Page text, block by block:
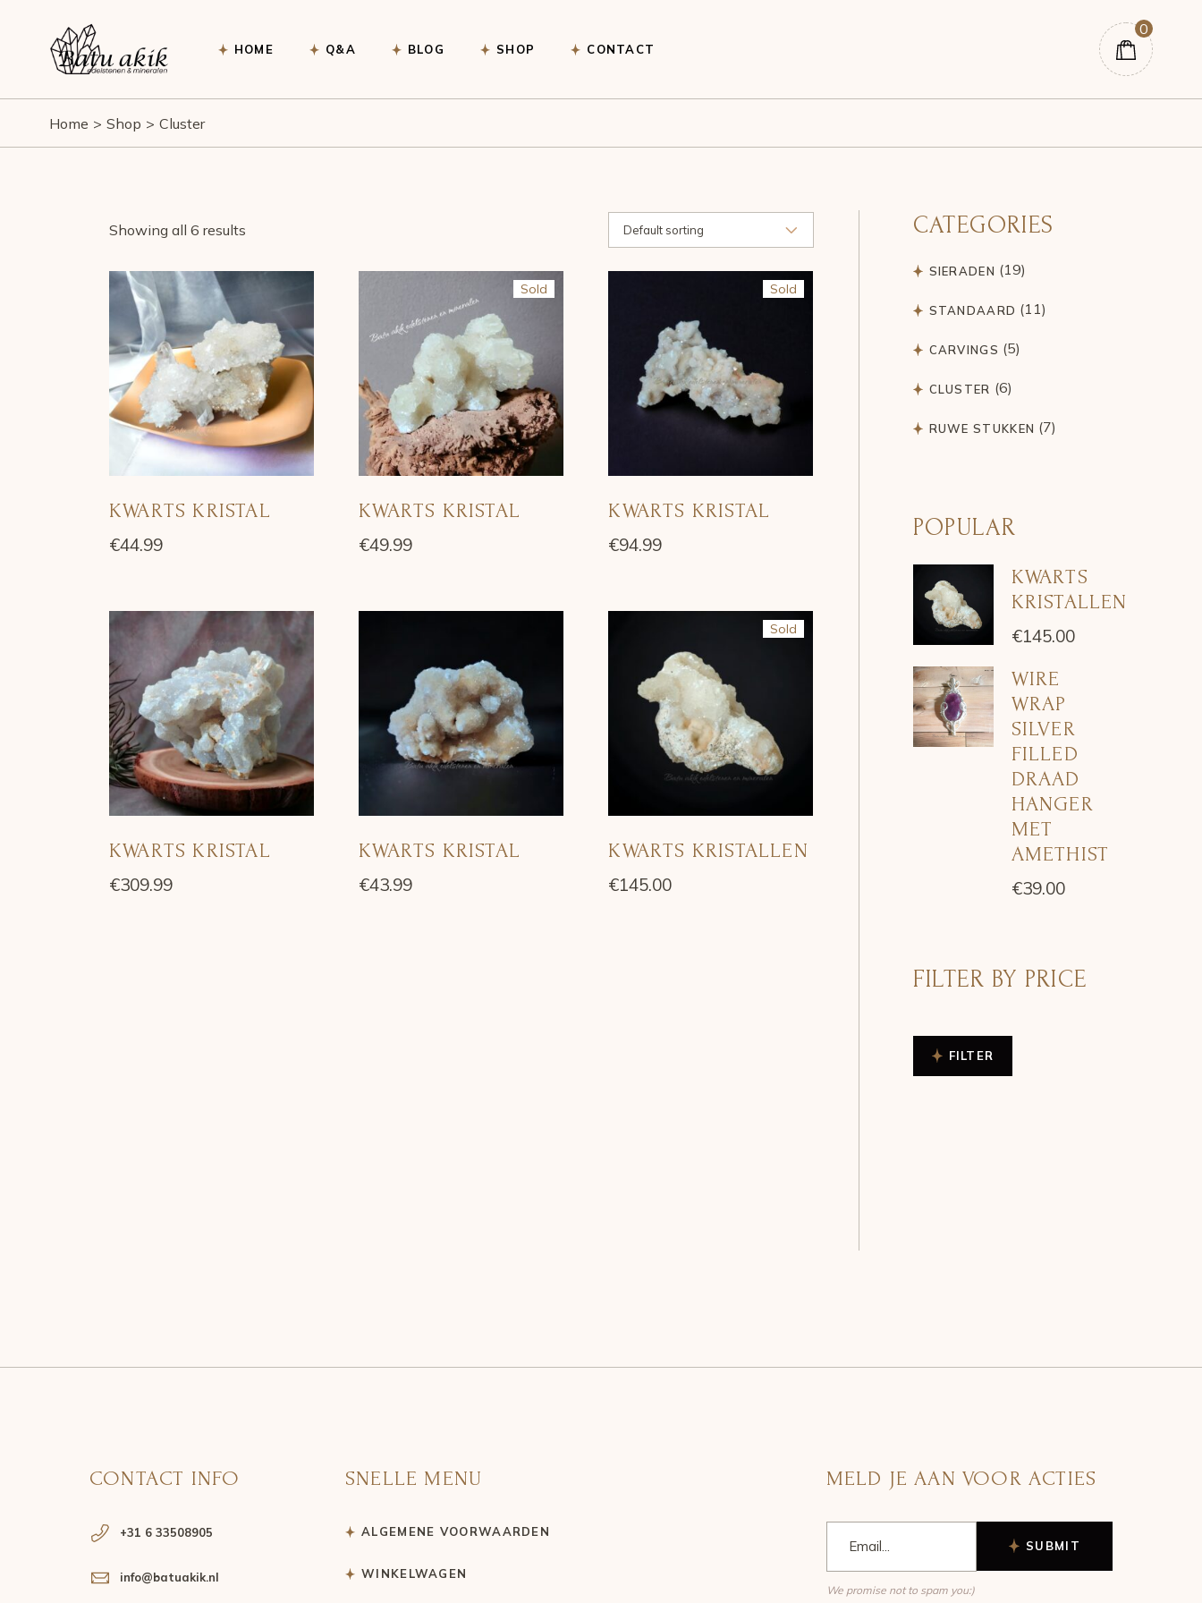
content
HOME Q&A BLOG SHOP CONTACT
0
Winkelwagen
Home Shop Cluster
Showing all 6 results Default sorting
KWARTS KRISTAL
€44.99
Sold
KWARTS KRISTAL
€49.99
Sold
KWARTS KRISTAL
€94.99
KWARTS KRISTAL
€309.99
KWARTS KRISTAL
€43.99
Sold
KWARTS KRISTALLEN
€145.00
CATEGORIES
SIERADEN 1919
products
STANDAARD 1111
products
CARVINGS 55
products
CLUSTER 66
products
RUWE STUKKEN 77
products
POPULAR
KWARTS
KRISTALLEN
€145.00
WIRE
WRAP
SILVER
FILLED
DRAAD
HANGER
MET
AMETHIST
€39.00
FILTER BY PRICE
FILTER
CONTACT INFO
+31 6 33508905
info@batuakik.nl
SNELLE MENU
ALGEMENE VOORWAARDEN
WINKELWAGEN
MELD JE AAN VOOR ACTIES
SUBMIT
We promise not to spam you:)